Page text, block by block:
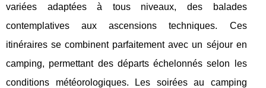
variées adaptées à tous niveaux, des balades
contemplatives aux ascensions techniques. Ces
itinéraires se combinent parfaitement avec un séjour en
camping, permettant des départs échelonnés selon les
conditions météorologiques. Les soirées au camping